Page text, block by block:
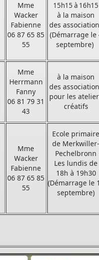
Mme
Wacker
Fabienne
06 87 65 85
55
15h15 à 16h15
à la maison
des
(Démarrage le
septembre)
Mme
Herrmann
Fanny
06 81 79 31
43
à la maison
des
pour les
créatifs
Mme
Wacker
Fabienne
06 87 65 85
55
Ecole primaire
de Merkwiller-
Pechelbronn
Les lundis de
18h à 19h30
(Démarrage le
septembre)